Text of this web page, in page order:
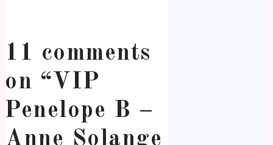
11 comments
on “ VIP
Penelope B –
Anne Solange